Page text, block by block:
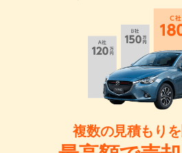
複数の見積もり